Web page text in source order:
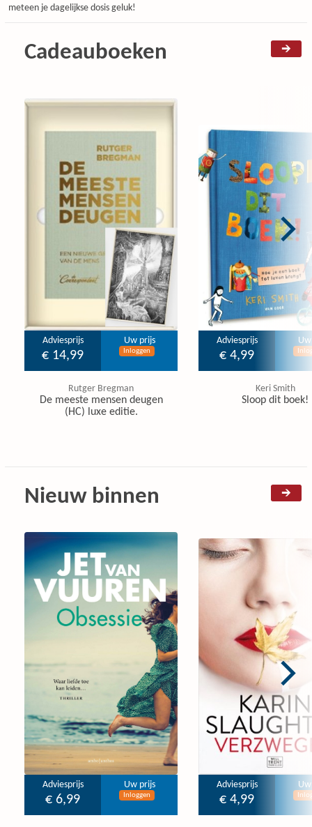
meteen je dagelijkse dosis geluk!
Cadeauboeken
Adviesprijs
€ 14,99
Uw prijs
Inloggen
Rutger Bregman
De meeste mensen deugen
(HC) luxe editie.
Adviesprijs
€ 4,99
Keri Smith
Sloop dit boek!
Nieuw binnen
Adviesprijs
€ 6,99
Uw prijs
Inloggen
Adviesprijs
€ 4,99